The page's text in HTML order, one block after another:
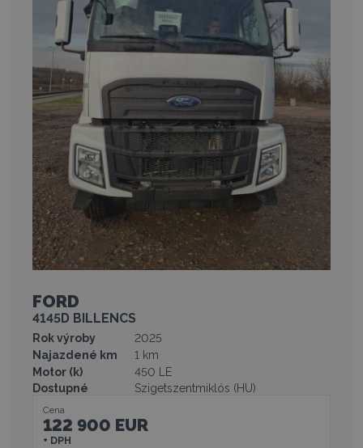
FORD
4145D BILLENCS
Rok výroby
2025
Najazdené km
1 km
Motor (k)
450 LE
Dostupné
Szigetszentmiklós (HU)
Cena
122 900 EUR
+ DPH